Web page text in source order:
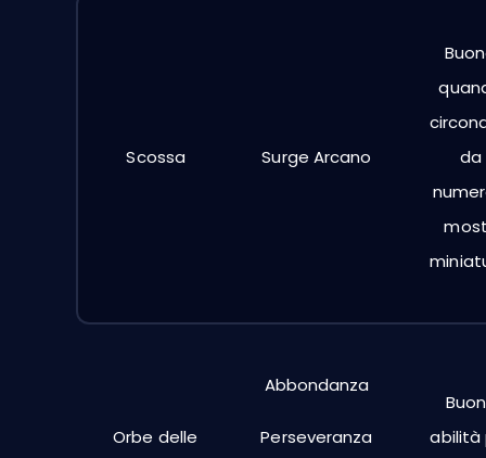
Scossa Surge Arcano
da
Orbe delle
Abbondanza
Perseveranza
abilità